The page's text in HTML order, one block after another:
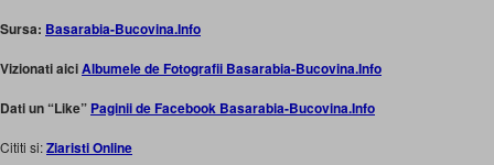
Sursa: Basarabia-Bucovina.Info
Vizionati aiciAlbumele de Fotografii Basarabia-Bucovina.Info
Dati un “Like” Paginii de Facebook Basarabia-Bucovina.Info
Cititi si:Ziaristi Online